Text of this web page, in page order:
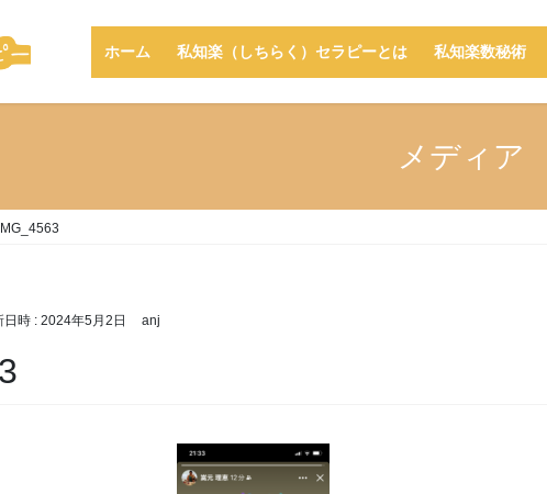
ホーム 私知楽（しちらく）セラピーとは 私知楽数秘術
メディア
IMG_4563
日時 : 2024年5月2日 anj